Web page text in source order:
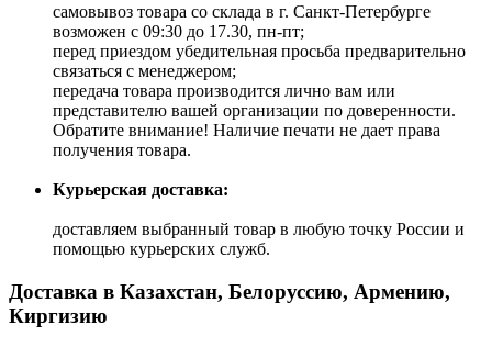
самовывоз товара со склада в г. Санкт-Петербурге
возможен с 09:30 до 17.30, пн-пт;
перед приездом убедительная просьба предварительно
связаться с менеджером;
передача товара производится лично вам или
представителю вашей организации по доверенности.
Обратите внимание! Наличие печати не дает права
получения товара.
Курьерская доставка:
доставляем выбранный товар в любую точку России и
помощью курьерских служб.
Доставка в Казахстан, Белоруссию, Армению,
Киргизию